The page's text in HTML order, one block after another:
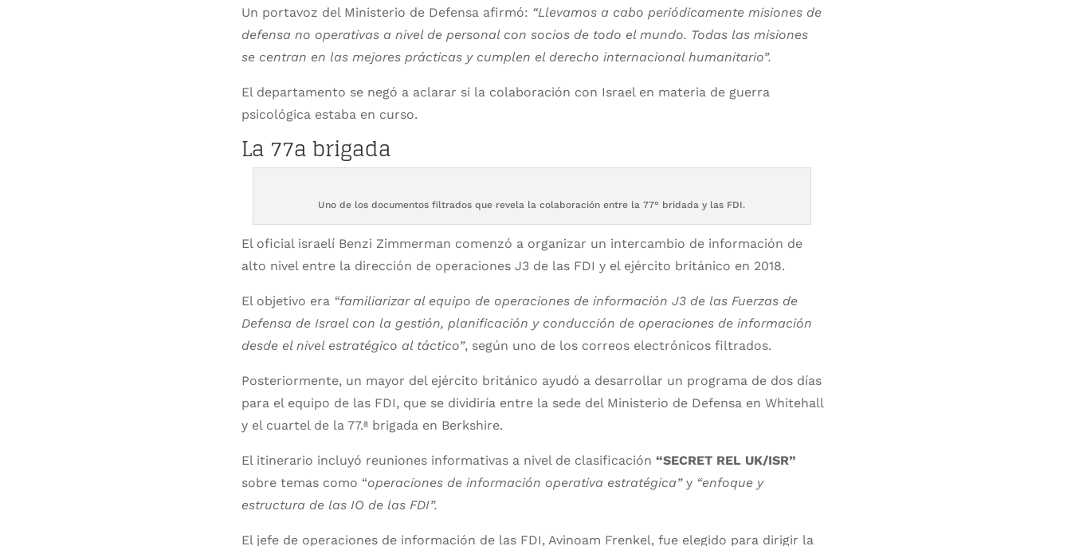
Un portavoz del Ministerio de Defensa afirmó: “Llevamos a cabo periódicamente misiones de
defensa no operativas a nivel de personal con socios de todo el mundo. Todas las misiones
se centran en las mejores prácticas y cumplen el derecho internacional humanitario”.
El departamento se negó a aclarar si la colaboración con Israel en materia de guerra
psicológica estaba en curso.
La 77a brigada
Uno de los documentos filtrados que revela la colaboración entre la 77° bridada y las FDI.
El oficial israelí Benzi Zimmerman comenzó a organizar un intercambio de información de
alto nivel entre la dirección de operaciones J3 de las FDI y el ejército británico en 2018.
El objetivo era “familiarizar al equipo de operaciones de información J3 de las Fuerzas de
Defensa de Israel con la gestión, planificación y conducción de operaciones de información
desde el nivel estratégico al táctico”, según uno de los correos electrónicos filtrados.
Posteriormente, un mayor del ejército británico ayudó a desarrollar un programa de dos días
para el equipo de las FDI, que se dividiría entre la sede del Ministerio de Defensa en Whitehall
y el cuartel de la 77.ª brigada en Berkshire.
El itinerario incluyó reuniones informativas a nivel de clasificación “SECRET REL UK/ISR”
sobre temas como “operaciones de información operativa estratégica”y “enfoque y
estructura de las IO de las FDI”.
El jefe de operaciones de información de las FDI, Avinoam Frenkel, fue elegido para dirigir la